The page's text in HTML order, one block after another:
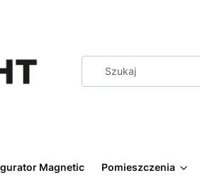
Magnetic Pomieszczenia